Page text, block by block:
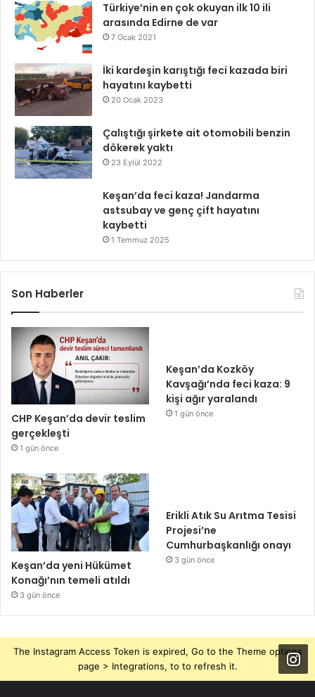
Türkiye’nin en çok okuyan ilk 10 ili
arasında Edirne de var
7 Ocak 2021
İki kardeşin karıştığı feci kazada biri
hayatını kaybetti
20 Ocak 2023
Çalıştığı şirkete ait otomobili benzin
dökerek yaktı
23 Eylül 2022
Keşan’da feci kaza! Jandarma
astsubay ve genç çift hayatını
kaybetti
1 Temmuz 2025
Son Haberler
CHP Keşan’da devir teslim
gerçekleşti
1 gün önce
Keşan’da Kozköy
Kavşağı’nda feci kaza: 9
kişi ağır yaralandı
1 gün önce
Keşan’da yeni Hükümet
Konağı’nın temeli atıldı
3 gün önce
Erikli Atık Su Arıtma Tesisi
Projesi’ne
Cumhurbaşkanlığı onayı
3 gün önce
The Instagram Access Token is expired, Go to the Theme options
page > Integrations, to to refresh it.